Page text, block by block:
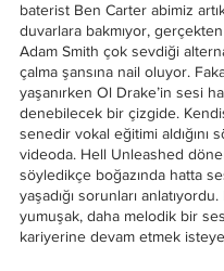
baterist Ben Carter abimiz artık
duvarlara bakmıyor,
Adam Smith çok sevdiği
çalma şansına nail oluyor.
yaşanırken Ol Drake’in sesi
denebilecek bir çizgide.
senedir vokal eğitimi aldığını
videoda. Hell Unleashed
söyledikçe boğazında hatta
yaşadığı sorunları
yumuşak, daha melodik bir ses
kariyerine devam etmek